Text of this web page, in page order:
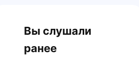
Вы слушали
ранее